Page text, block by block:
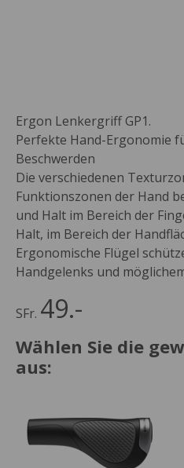
Ergon Lenkergriff GP1.
Perfekte Hand-Ergonomie
Beschwerden
Die verschiedenen
Funktionszonen der Hand
und Halt im Bereich der
Halt, im Bereich der
Ergonomische Flügel
Handgelenks und
SFr. 49.-
Wählen Sie die
aus: